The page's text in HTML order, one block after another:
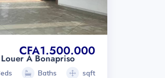
CFA1.500.000
À Bonapriso
Baths sqft